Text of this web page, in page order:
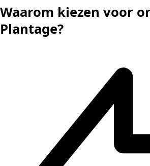
Waarom kiezen voor
Plantage?